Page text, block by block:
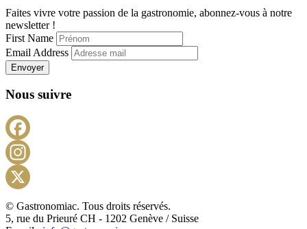
Faites vivre votre passion de la gastronomie, abonnez-vous à notre
newsletter !
First Name
Email Address
Envoyer
Nous suivre
X
© Gastronomiac. Tous droits réservés.
5, rue du Prieuré CH - 1202 Genève / Suisse